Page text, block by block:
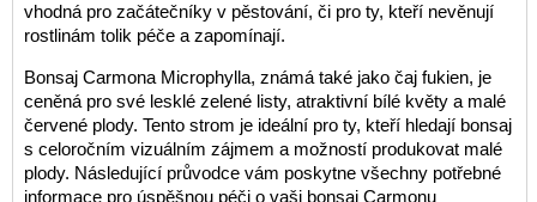
vhodná pro začátečníky v pěstování, či pro ty, kteří nevěnují
rostlinám tolik péče a zapomínají.
Bonsaj Carmona Microphylla, známá také jako čaj fukien, je
ceněná pro své lesklé zelené listy, atraktivní bílé květy a malé
červené plody. Tento strom je ideální pro ty, kteří hledají bonsaj
s celoročním vizuálním zájmem a možností produkovat malé
plody. Následující průvodce vám poskytne všechny potřebné
informace pro úspěšnou péči o vaši bonsaj Carmonu